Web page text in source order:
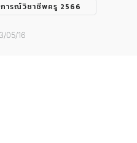
ารณ์วิชาชีพครู 2566
05/16